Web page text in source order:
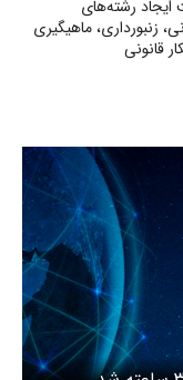
رشته‌های
زنبورداری، ماهیگیری
قانونی